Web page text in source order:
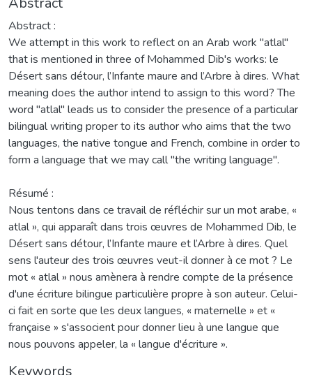
Abstract :
We attempt in this work to reflect on an Arab work "atlal"
that is mentioned in three of Mohammed Dib's works: le
Désert sans détour, l’Infante maure and l’Arbre à dires. What
meaning does the author intend to assign to this word? The
word "atlal" leads us to consider the presence of a particular
bilingual writing proper to its author who aims that the two
languages, the native tongue and French, combine in order to
form a language that we may call "the writing language".
Résumé :
Nous tentons dans ce travail de réfléchir sur un mot arabe, «
atlal », qui apparaît dans trois œuvres de Mohammed Dib, le
Désert sans détour, l’Infante maure et l’Arbre à dires. Quel
sens l'auteur des trois œuvres veut-il donner à ce mot ? Le
mot « atlal » nous amènera à rendre compte de la présence
d'une écriture bilingue particulière propre à son auteur. Celui-
ci fait en sorte que les deux langues, « maternelle » et «
française » s'associent pour donner lieu à une langue que
nous pouvons appeler, la « langue d'écriture ».
Keywords